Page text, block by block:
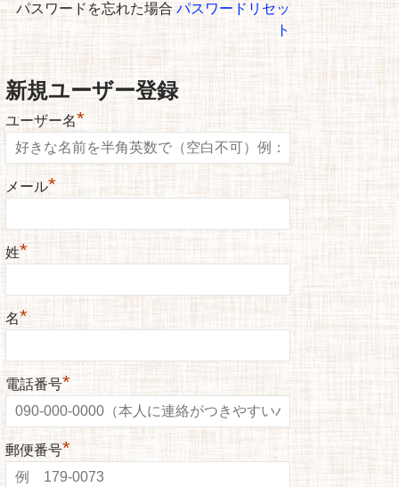
パスワードを忘れた場合パスワードリセッ
ト
新規ユーザー登録
ユーザー名*
メール*
姓*
名*
電話番号*
郵便番号*